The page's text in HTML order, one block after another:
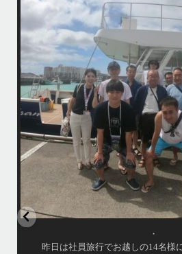
アイランドメッセージとしてのホエールウ
了しておりますが、提携の旅行会社さんの
この時期になるとやはりクジラが少ないで
から情報を頂き無事に親子クジラを
•
小雨降りしきる中でしたが海は凪で、産
ジラが寄り添って泳ぐ光景は神
•...
4月 7
4/7（日）今シーズン最後のホエー
行って来ました